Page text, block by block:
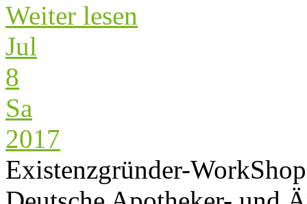
Weiter lesen
Jul
8
Sa
2017
Existenzgründer-